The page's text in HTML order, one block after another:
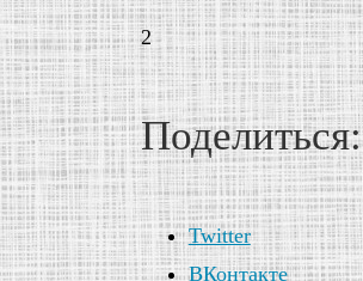
2
Поделиться:
Twitter
ВКонтакте